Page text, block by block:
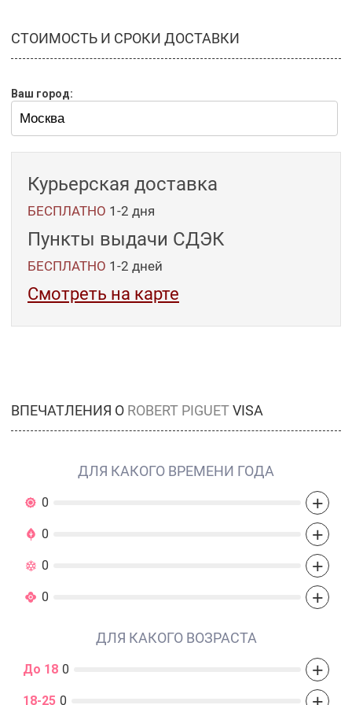
СТОИМОСТЬ И СРОКИ ДОСТАВКИ
Ваш город:
Курьерская доставка
БЕСПЛАТНО 1-2 дня
Пункты выдачи СДЭК
БЕСПЛАТНО 1-2 дней
Смотреть на карте
ВПЕЧАТЛЕНИЯ О ROBERT PIGUETVISA
ДЛЯ КАКОГО ВРЕМЕНИ ГОДА
0 +
0 +
0 +
0 +
ДЛЯ КАКОГО ВОЗРАСТА
До 18 0 +
18-25 0